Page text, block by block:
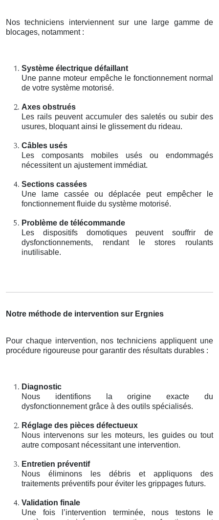
Nos techniciens interviennent sur une large gamme de
blocages, notamment :
Système électrique défaillant
Une panne moteur empêche le fonctionnement normal
de votre système motorisé.
Axes obstrués
Les rails peuvent accumuler des saletés ou subir des
usures, bloquant ainsi le glissement du rideau.
Câbles usés
Les composants mobiles usés ou endommagés
nécessitent un ajustement immédiat.
Sections cassées
Une lame cassée ou déplacée peut empêcher le
fonctionnement fluide du système motorisé.
Problème de télécommande
Les dispositifs domotiques peuvent souffrir de
dysfonctionnements, rendant le stores roulants
inutilisable.
Notre méthode de intervention sur Ergnies
Pour chaque intervention, nos techniciens appliquent une
procédure rigoureuse pour garantir des résultats durables :
Diagnostic
Nous identifions la origine exacte du
dysfonctionnement grâce à des outils spécialisés.
Réglage des pièces défectueux
Nous intervenons sur les moteurs, les guides ou tout
autre composant nécessitant une intervention.
Entretien préventif
Nous éliminons les débris et appliquons des
traitements préventifs pour éviter les grippages futurs.
Validation finale
Une fois l’intervention terminée, nous testons le